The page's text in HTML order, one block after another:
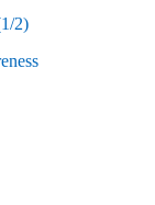
2)